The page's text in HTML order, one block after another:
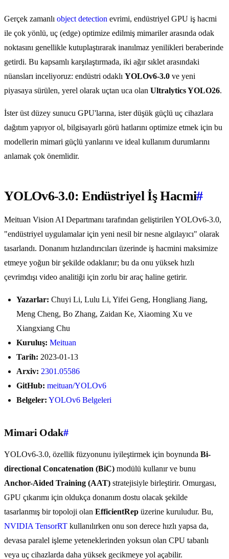
Gerçek zamanlı object detection evrimi, endüstriyel GPU iş hacmi
ile çok yönlü, uç (edge) optimize edilmiş mimariler arasında odak
noktasını genellikle kutuplaştırarak inanılmaz yenilikleri beraberinde
getirdi. Bu kapsamlı karşılaştırmada, iki ağır sıklet arasındaki
nüansları inceliyoruz: endüstri odaklı YOLOv6-3.0 ve yeni
piyasaya sürülen, yerel olarak uçtan uca olan Ultralytics YOLO26.
İster üst düzey sunucu GPU'larına, ister düşük güçlü uç cihazlara
dağıtım yapıyor ol, bilgisayarlı görü hatlarını optimize etmek için bu
modellerin mimari güçlü yanlarını ve ideal kullanım durumlarını
anlamak çok önemlidir.
YOLOv6-3.0: Endüstriyel İş Hacmi#
Meituan Vision AI Departmanı tarafından geliştirilen YOLOv6-3.0,
"endüstriyel uygulamalar için yeni nesil bir nesne algılayıcı" olarak
tasarlandı. Donanım hızlandırıcıları üzerinde iş hacmini maksimize
etmeye yoğun bir şekilde odaklanır; bu da onu yüksek hızlı
çevrimdışı video analitiği için zorlu bir araç haline getirir.
Yazarlar: Chuyi Li, Lulu Li, Yifei Geng, Hongliang Jiang,
Meng Cheng, Bo Zhang, Zaidan Ke, Xiaoming Xu ve
Xiangxiang Chu
Kuruluş: Meituan
Tarih: 2023-01-13
Arxiv: 2301.05586
GitHub: meituan/YOLOv6
Belgeler: YOLOv6 Belgeleri
Mimari Odak#
YOLOv6-3.0, özellik füzyonunu iyileştirmek için boynunda Bi-
directional Concatenation (BiC) modülü kullanır ve bunu
Anchor-Aided Training (AAT) stratejisiyle birleştirir. Omurgası,
GPU çıkarımı için oldukça donanım dostu olacak şekilde
tasarlanmış bir topoloji olan EfficientRep üzerine kuruludur. Bu,
NVIDIA TensorRT kullanılırken onu son derece hızlı yapsa da,
devasa paralel işleme yeteneklerinden yoksun olan CPU tabanlı
veya uç cihazlarda daha yüksek gecikmeye yol açabilir.